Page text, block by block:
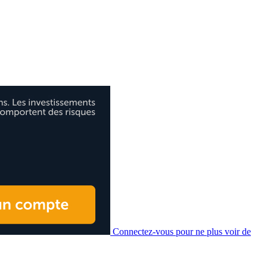
Connectez-vous pour ne plus voir de